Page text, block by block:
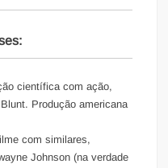
científica com ação,
Produção americana
com similares,
Johnson (na verdade